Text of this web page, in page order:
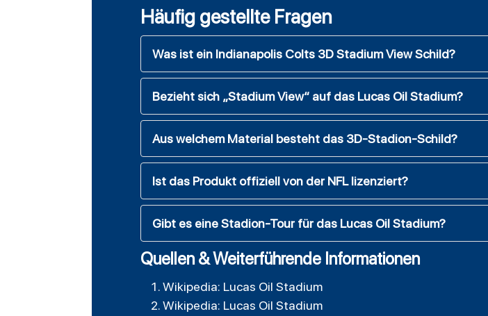
Häufig gestellte Fragen
Was ist ein Indianapolis Colts 3D Stadium View Schild?
Bezieht sich „Stadium View“ auf das Lucas Oil Stadium?
Aus welchem Material besteht das 3D-Stadion-Schild?
Ist das Produkt offiziell von der NFL lizenziert?
Gibt es eine Stadion-Tour für das Lucas Oil Stadium?
Quellen & Weiterführende Informationen
Wikipedia: Lucas Oil Stadium
Wikipedia: Lucas Oil Stadium